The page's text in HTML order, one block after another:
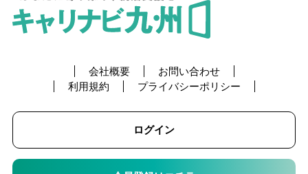
会社概要
お問い合わせ
利用規約
プライバシーポリシー
ログイン